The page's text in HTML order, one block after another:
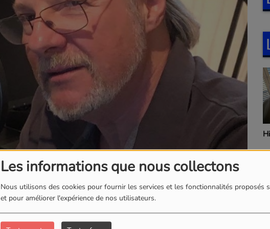
Les informations que nous collectons
Nous utilisons des cookies pour fournir les services et les fonctionnalités proposés
et pour améliorer l'expérience de nos utilisateurs.